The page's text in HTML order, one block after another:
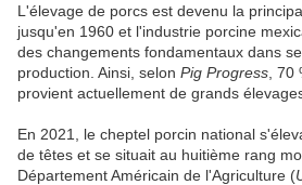
L'élevage de porcs est devenu la
jusqu'en 1960 et l'industrie porcine
des changements fondamentaux dans
production. Ainsi, selon Pig Progress ,
provient actuellement de grands
En 2021, le cheptel porcin national
de têtes et se situait au huitième rang
Département Américain de l'Agriculture (